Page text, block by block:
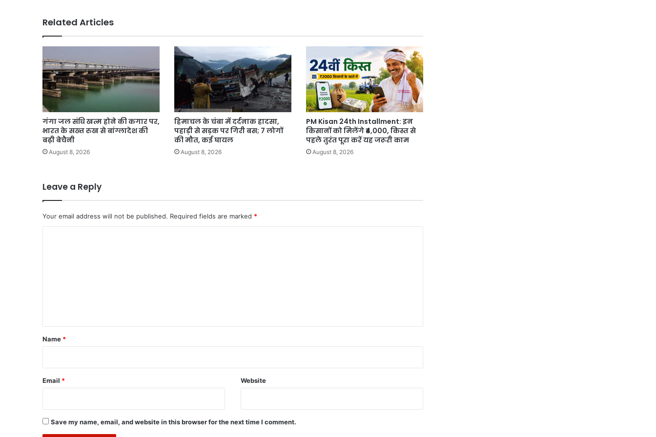
हुए
लापता
Related Articles
गंगा जल संधि खत्म होने की कगार पर,
भारत के सख्त रुख से बांग्लादेश की
बढ़ी बेचैनी
August 8, 2026
हिमाचल के चंबा में दर्दनाक हादसा,
पहाड़ी से सड़क पर गिरी बस; 7 लोगों
की मौत, कई घायल
August 8, 2026
PM Kisan 24th Installment: इन
किसानों को मिलेंगे ₹4,000, किस्त से
पहले तुरंत पूरा करें यह जरूरी काम
August 8, 2026
Leave a Reply
Your email address will not be published. Required fields are marked *
*
Name *
Email * Website
Save my name, email, and website in this browser for the next time I comment.